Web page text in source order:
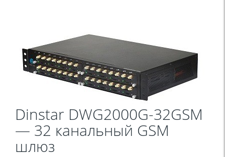
Dinstar DWG2000G-32GSM
— 32 канальный GSM
шлюз